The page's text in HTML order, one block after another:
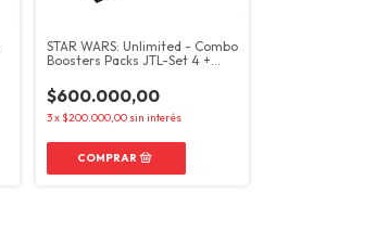
STAR WARS: Unlimited - Combo
Boosters Packs JTL-Set 4 +
$600.000,00
3x $200.000,00 sin interés